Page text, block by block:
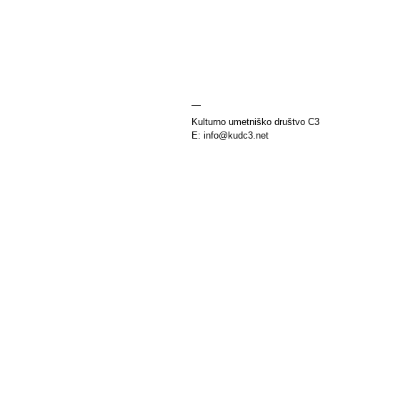
—
Kulturno umetniško društvo C3
E: info@kudc3.net